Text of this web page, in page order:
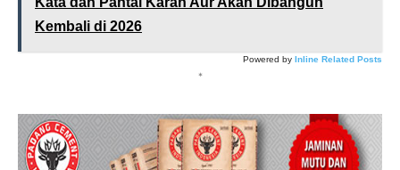
Kembali di 2026
Powered by Inline Related Posts
*